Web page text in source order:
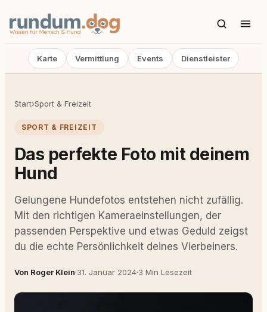
Karte Vermittlung Events Dienstleister
Start›Sport & Freizeit
SPORT & FREIZEIT
Das perfekte Foto mit deinem
Hund
Gelungene Hundefotos entstehen nicht zufällig.
Mit den richtigen Kameraeinstellungen, der
passenden Perspektive und etwas Geduld zeigst
du die echte Persönlichkeit deines Vierbeiners.
Von Roger Klein·31. Januar 2024·3 Min Lesezeit